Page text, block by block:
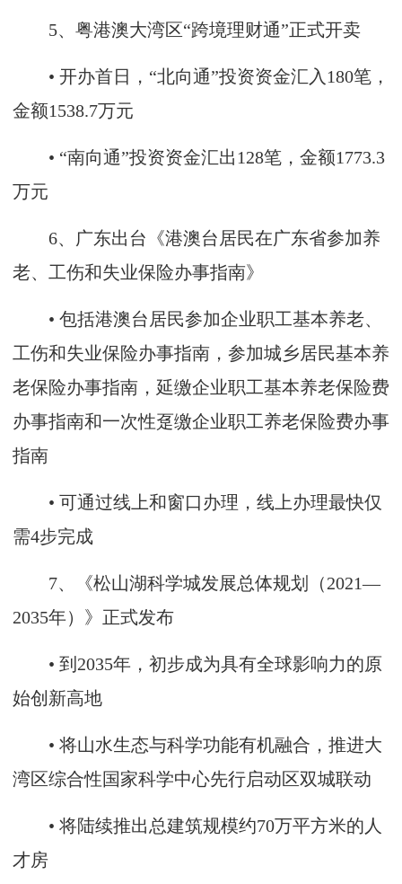
5、粤港澳大湾区“跨境理财通”正式开卖
• 开办首日，“北向通”投资资金汇入180笔，
金额1538.7万元
• “南向通”投资资金汇出128笔，金额1773.3
万元
6、广东出台《港澳台居民在广东省参加养
老、工伤和失业保险办事指南》
• 包括港澳台居民参加企业职工基本养老、
工伤和失业保险办事指南，参加城乡居民基本养
老保险办事指南，延缴企业职工基本养老保险费
办事指南和一次性趸缴企业职工养老保险费办事
指南
• 可通过线上和窗口办理，线上办理最快仅
需4步完成
7、《松山湖科学城发展总体规划（2021—
2035年）》正式发布
• 到2035年，初步成为具有全球影响力的原
始创新高地
• 将山水生态与科学功能有机融合，推进大
湾区综合性国家科学中心先行启动区双城联动
• 将陆续推出总建筑规模约70万平方米的人
才房